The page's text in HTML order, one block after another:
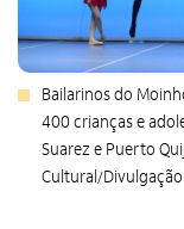
Bailarinos do
400 crianças e
Suarez e Puerto
Cultural/Divulgação